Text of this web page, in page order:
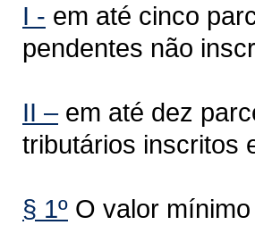
I - em até cinco
pendentes não
II –em até dez
tributários inscritos
§ 1º O valor